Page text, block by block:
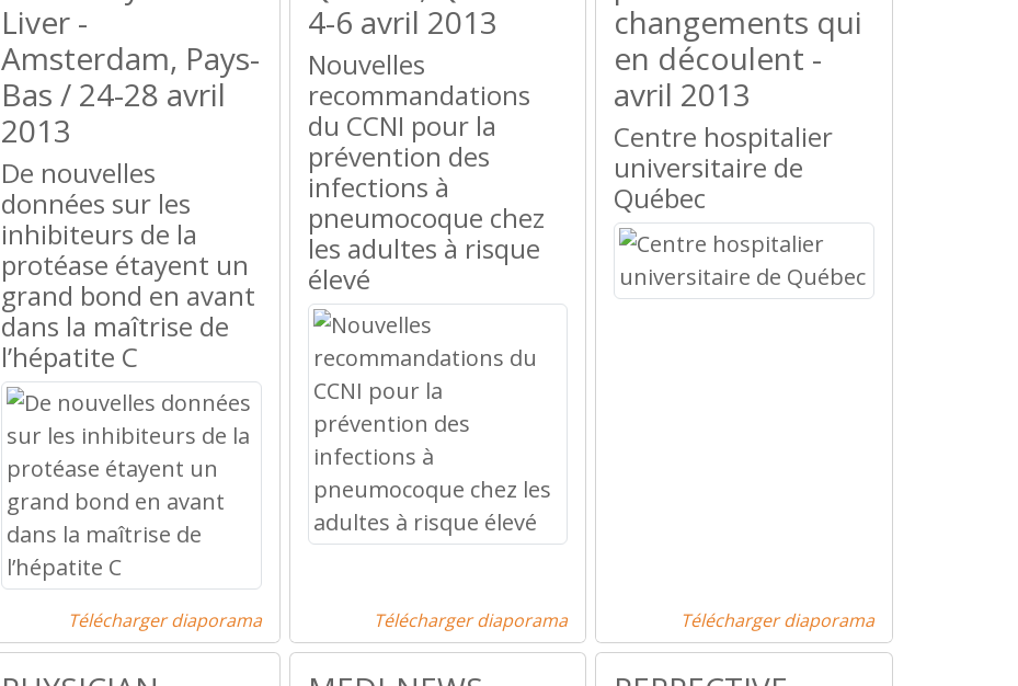
Liver -
Amsterdam, Pays-
Bas / 24-28 avril
2013
De nouvelles
données sur les
inhibiteurs de la
protéase étayent un
grand bond en avant
dans la maîtrise de
l’hépatite C
Télécharger diaporama
4-6 avril 2013
Nouvelles
recommandations
du CCNI pour la
prévention des
infections à
pneumocoque chez
les adultes à risque
élevé
Télécharger diaporama
changements qui
en découlent -
avril 2013
Centre hospitalier
universitaire de
Québec
Télécharger diaporama